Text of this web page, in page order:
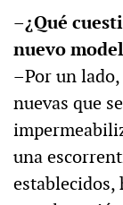
–¿Qué
nuevo
–Por un
nuevas que
una
establecidos,